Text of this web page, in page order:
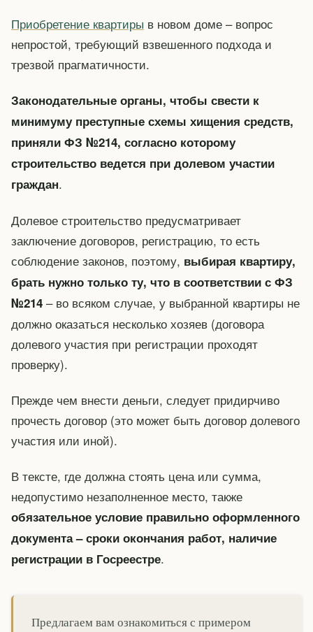
Приобретение квартиры в новом доме – вопрос
непростой, требующий взвешенного подхода и
трезвой прагматичности.
Законодательные органы, чтобы свести к
минимуму преступные схемы хищения средств,
приняли ФЗ №214, согласно которому
строительство ведется при долевом участии
граждан.
Долевое строительство предусматривает
заключение договоров, регистрацию, то есть
соблюдение законов, поэтому, выбирая квартиру,
брать нужно только ту, что в соответствии с ФЗ
№214 – во всяком случае, у выбранной квартиры не
должно оказаться несколько хозяев (договора
долевого участия при регистрации проходят
проверку).
Прежде чем внести деньги, следует придирчиво
прочесть договор (это может быть договор долевого
участия или иной).
В тексте, где должна стоять цена или сумма,
недопустимо незаполненное место, также
обязательное условие правильно оформленного
документа – сроки окончания работ, наличие
регистрации в Госреестре.
Предлагаем вам ознакомиться с примером